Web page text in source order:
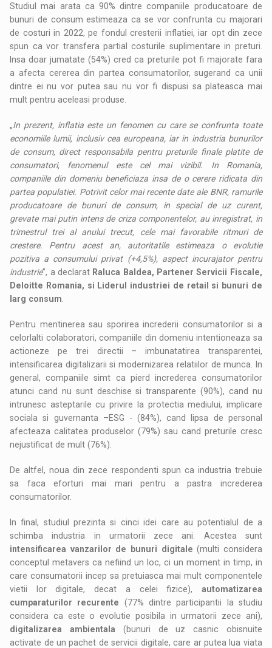
Studiul mai arata ca 90% dintre companiile producatoare de
bunuri de consum estimeaza ca se vor confrunta cu majorari
de costuri in 2022, pe fondul cresterii inflatiei, iar opt din zece
spun ca vor transfera partial costurile suplimentare in preturi.
Insa doar jumatate (54%) cred ca preturile pot fi majorate fara
a afecta cererea din partea consumatorilor, sugerand ca unii
dintre ei nu vor putea sau nu vor fi dispusi sa plateasca mai
mult pentru aceleasi produse.
„In prezent, inflatia este un fenomen cu care se confrunta toate
economiile lumii, inclusiv cea europeana, iar in industria bunurilor
de consum, direct responsabila pentru preturile finale platite de
consumatori, fenomenul este cel mai vizibil. In Romania,
companiile din domeniu beneficiaza insa de o cerere ridicata din
partea populatiei. Potrivit celor mai recente date ale BNR, ramurile
producatoare de bunuri de consum, in special de uz curent,
grevate mai putin intens de criza componentelor, au inregistrat, in
trimestrul trei al anului trecut, cele mai favorabile ritmuri de
crestere. Pentru acest an, autoritatile estimeaza o evolutie
pozitiva a consumului privat (+4,5%), aspect incurajator pentru
industrie”, a declarat Raluca Baldea, Partener Servicii Fiscale,
Deloitte Romania, si Liderul industriei de retail si bunuri de
larg consum
Pentru mentinerea sau sporirea increderii consumatorilor si a
celorlalti colaboratori, companiile din domeniu intentioneaza sa
actioneze pe trei directii – imbunatatirea transparentei,
intensificarea digitalizarii si modernizarea relatiilor de munca. In
general, companiile simt ca pierd increderea consumatorilor
atunci cand nu sunt deschise si transparente (90%), cand nu
intrunesc asteptarile cu privire la protectia mediului, implicare
sociala si guvernanta –ESG - (84%), cand lipsa de personal
afecteaza calitatea produselor (79%) sau cand preturile cresc
nejustificat de mult (76%).
De altfel, noua din zece respondenti spun ca industria trebuie
sa faca eforturi mai mari pentru a pastra increderea
consumatorilor.
In final, studiul prezinta si cinci idei care au potentialul de a
schimba industria in urmatorii zece ani. Acestea sunt
intensificarea vanzarilor de bunuri digitale (multi considera
conceptul metavers ca nefiind un loc, ci un moment in timp, in
care consumatorii incep sa pretuiasca mai mult componentele
vietii lor digitale, decat a celei fizice), automatizarea
cumparaturilor recurente (77% dintre participantii la studiu
considera ca este o evolutie posibila in urmatorii zece ani),
digitalizarea ambientala (bunuri de uz casnic obisnuite
activate de un pachet de servicii digitale, care ar putea lua viata